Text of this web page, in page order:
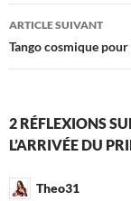
articles
ARTICLE SUIVANT
Tango cosmique
2 RÉFLEXIONS
L’ARRIVÉE DU
Theo31